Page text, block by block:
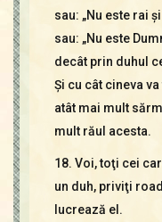
sau: „Nu este rai
sau: „Nu este
decât prin duhul
Şi cu cât cineva
atât mai mult
mult răul acesta.
18. Voi, toţi cei
un duh, priviţi
lucrează el.